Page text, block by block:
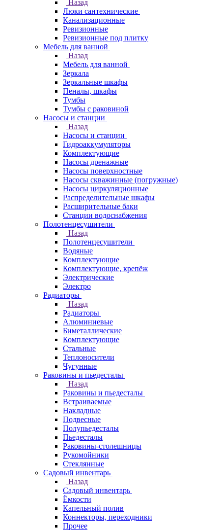
Назад
Люки сантехнические
Канализационные
Ревизионные
Ревизионные под плитку
Мебель для ванной
Назад
Мебель для ванной
Зеркала
Зеркальные шкафы
Пеналы, шкафы
Тумбы
Тумбы с раковиной
Насосы и станции
Назад
Насосы и станции
Гидроаккумуляторы
Комплектующие
Насосы дренажные
Насосы поверхностные
Насосы скважинные (погружные)
Насосы циркуляционные
Распределительные шкафы
Расширительные баки
Станции водоснабжения
Полотенцесушители
Назад
Полотенцесушители
Водяные
Комплектующие
Комплектующие, крепёж
Электрические
Электро
Радиаторы
Назад
Радиаторы
Алюминиевые
Биметаллические
Комплектующие
Стальные
Теплоносители
Чугунные
Раковины и пьедесталы
Назад
Раковины и пьедесталы
Встраиваемые
Накладные
Подвесные
Полупьедесталы
Пьедесталы
Раковины-столешницы
Рукомойники
Стеклянные
Садовый инвентарь
Назад
Садовый инвентарь
Ёмкости
Капельный полив
Коннекторы, переходники
Прочее